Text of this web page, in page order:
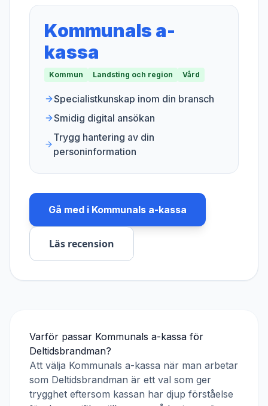
Kommunals a-
kassa
Kommun Landsting och region Vård
Specialistkunskap inom din bransch
Smidig digital ansökan
Trygg hantering av din
personinformation
Gå med i Kommunals a-kassa
Läs recension
Varför passar Kommunals a-kassa för
Deltidsbrandman?
Att välja Kommunals a-kassa när man arbetar
som Deltidsbrandman är ett val som ger
trygghet eftersom kassan har djup förståelse